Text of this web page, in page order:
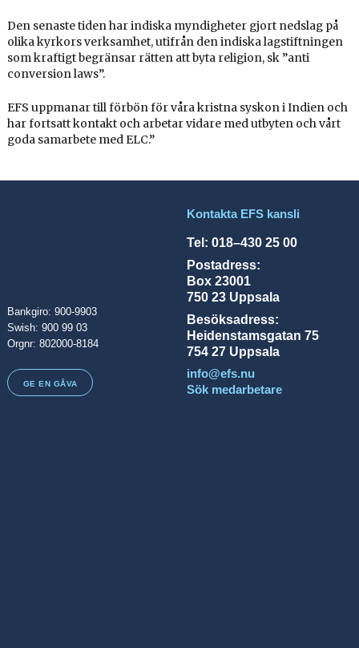
Den senaste tiden har indiska myndigheter gjort nedslag på
olika kyrkors verksamhet, utifrån den indiska lagstiftningen
som kraftigt begränsar rätten att byta religion, sk ”anti
conversion laws”.
EFS uppmanar till förbön för våra kristna syskon i Indien och
har fortsatt kontakt och arbetar vidare med utbyten och vårt
goda samarbete med ELC.”
Bankgiro: 900-9903
Swish: 900 99 03
Orgnr: 802000-8184
GE EN GÅVA
Kontakta EFS kansli
Tel: 018–430 25 00
Postadress:
Box 23001
750 23 Uppsala
Besöksadress:
Heidenstamsgatan 75
754 27 Uppsala
info@efs.nu
Sök medarbetare